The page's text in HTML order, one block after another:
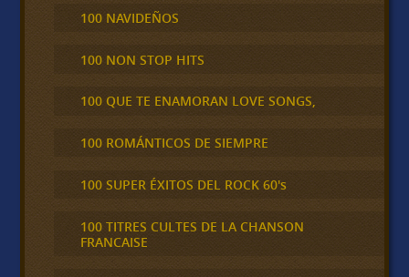
100 NAVIDEÑOS
100 NON STOP HITS
100 QUE TE ENAMORAN LOVE SONGS,
100 ROMÁNTICOS DE SIEMPRE
100 SUPER ÉXITOS DEL ROCK 60's
100 TITRES CULTES DE LA CHANSON
FRANCAISE